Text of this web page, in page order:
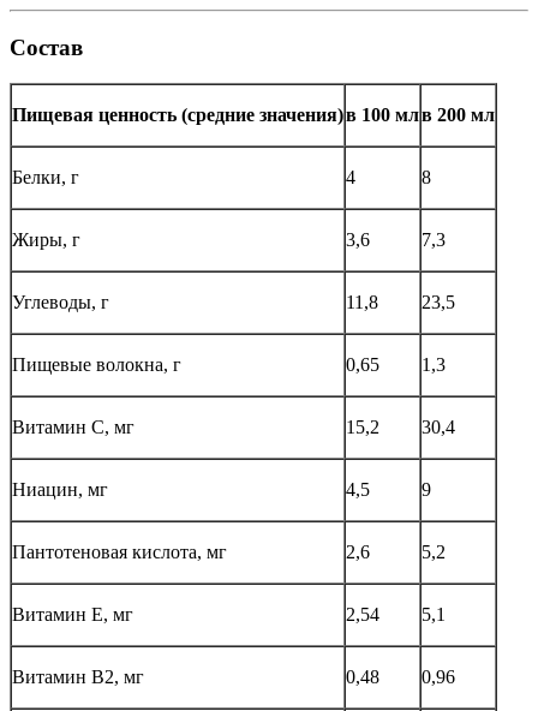
Состав
Пищевая ценность (средние значения)в 100 млв 200 мл
Белки, г 4 8
Жиры, г 3,6 7,3
Углеводы, г 11,8 23,5
Пищевые волокна, г 0,65 1,3
Витамин С, мг 15,2 30,4
Ниацин, мг 4,5 9
Пантотеновая кислота, мг 2,6 5,2
Витамин Е, мг 2,54 5,1
Витамин В2, мг 0,48 0,96